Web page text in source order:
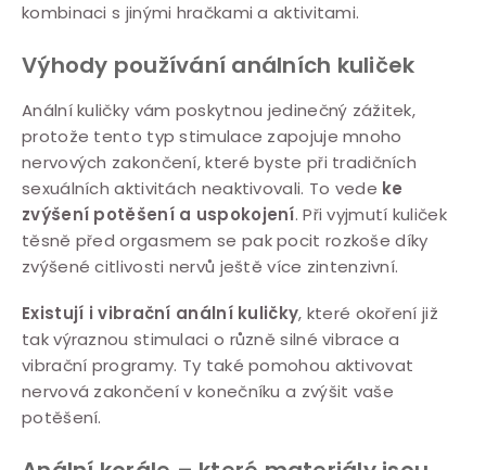
kombinaci s jinými hračkami a aktivitami.
Výhody používání análních kuliček
Anální kuličky vám poskytnou jedinečný zážitek,
protože tento typ stimulace zapojuje mnoho
nervových zakončení, které byste při tradičních
sexuálních aktivitách neaktivovali. To vede ke
zvýšení potěšení a uspokojení. Při vyjmutí kuliček
těsně před orgasmem se pak pocit rozkoše díky
zvýšené citlivosti nervů ještě více zintenzivní.
Existují i vibrační anální kuličky, které okoření již
tak výraznou stimulaci o různě silné vibrace a
vibrační programy. Ty také pomohou aktivovat
nervová zakončení v konečníku a zvýšit vaše
potěšení.